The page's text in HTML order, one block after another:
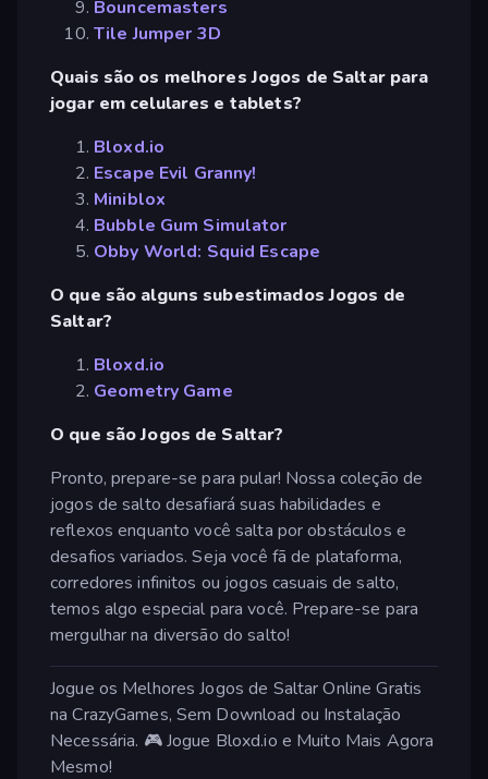
Bouncemasters
Tile Jumper 3D
Quais são os melhores Jogos de Saltar para
jogar em celulares e tablets?
Bloxd.io
Escape Evil Granny!
Miniblox
Bubble Gum Simulator
Obby World: Squid Escape
O que são alguns subestimados Jogos de
Saltar?
Bloxd.io
Geometry Game
O que são Jogos de Saltar?
Pronto, prepare-se para pular! Nossa coleção de
jogos de salto desafiará suas habilidades e
reflexos enquanto você salta por obstáculos e
desafios variados. Seja você fã de plataforma,
corredores infinitos ou jogos casuais de salto,
temos algo especial para você. Prepare-se para
mergulhar na diversão do salto!
Jogue os Melhores Jogos de Saltar Online Gratis
na CrazyGames, Sem Download ou Instalação
Necessária. 🎮 Jogue Bloxd.io e Muito Mais Agora
Mesmo!